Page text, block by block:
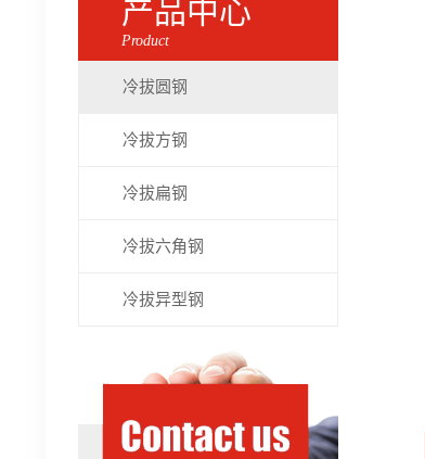
产品中心
Product
冷拔圆钢
冷拔方钢
冷拔扁钢
冷拔六角钢
冷拔异型钢